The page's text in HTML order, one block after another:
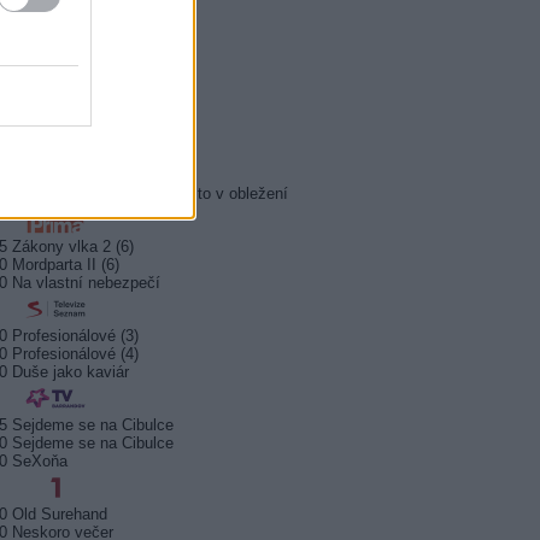
Všechnopárty
Královna Viktorie
Policejní akademie 6: Město v obležení
Zákony vlka 2 (6)
Mordparta II (6)
Na vlastní nebezpečí
Profesionálové (3)
Profesionálové (4)
Duše jako kaviár
Sejdeme se na Cibulce
Sejdeme se na Cibulce
SeXoňa
Old Surehand
Neskoro večer